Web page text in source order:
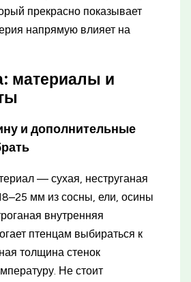
прекрасно показывает
напрямую влияет на
материалы и
и дополнительные
— сухая, неструганая
мм из сосны, ели, осины
внутренняя
птенцам выбираться к
толщина стенок
Не стоит